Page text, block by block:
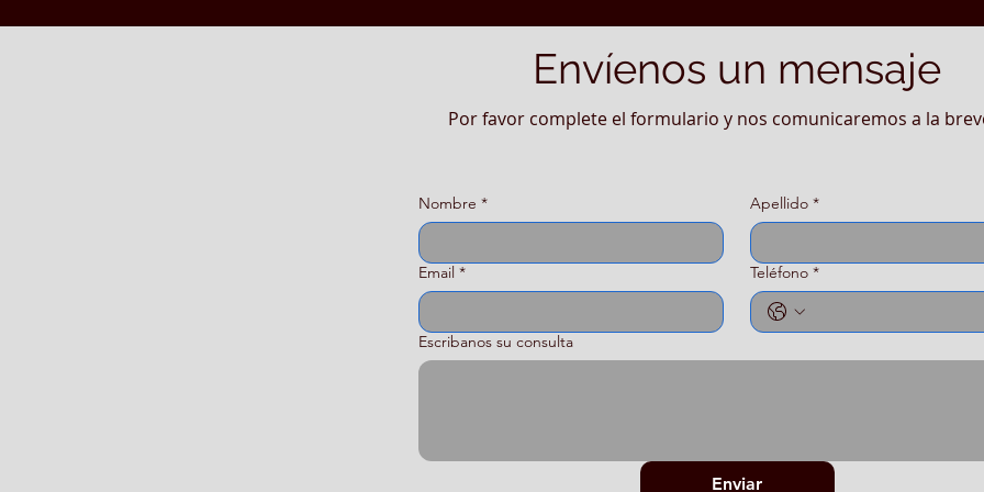
Envíenos un mensaje
Por favor complete el formulario y nos comunicaremos a la
Nombre * Apellido *
Email * Teléfono *
Escribanos su consulta
Enviar